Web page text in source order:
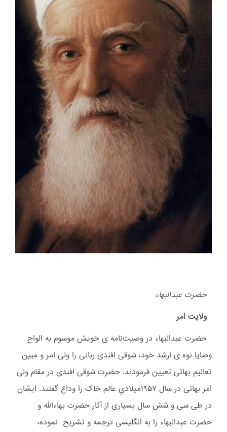
حضرت عبدالبهاء
ولایت امر
حضرت عبدالبهاء در وصیت‌نامه ی خویش موسوم به الواح
وصایا نوه ی ارشد خود، شوقی افندی ربانی را ولی امر و مبین
تعالیم بهائی تعیین فرمودند. حضرت شوقی افندی در مقام ولی
امر بهائی در سال ۱۹۵۷ميلادي عالم خاک را وداع گفتند. ایشان
در طی سی و شش سال بسیاری از آثار حضرت بهاءالله و
حضرت عبدالبهاء را به انگلیسی ترجمه و تشریح نموده،